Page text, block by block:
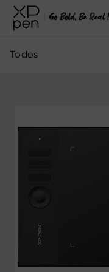
Todos